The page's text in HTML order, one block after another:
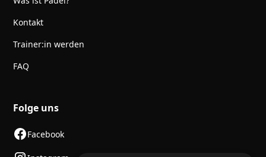
Kontakt
Trainer:in werden
FAQ
Folge uns
Facebook